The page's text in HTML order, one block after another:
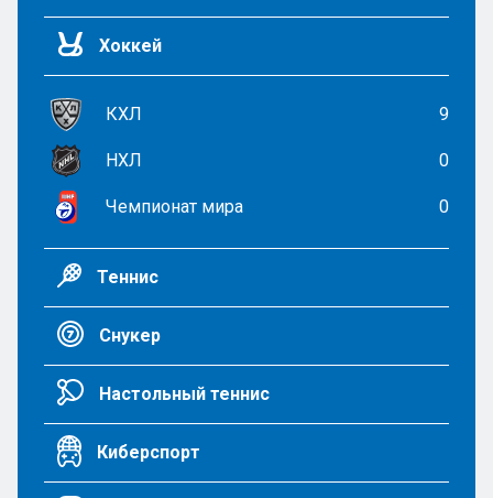
Хоккей
КХЛ 9
НХЛ 0
Чемпионат мира 0
Теннис
Снукер
Настольный теннис
Киберспорт